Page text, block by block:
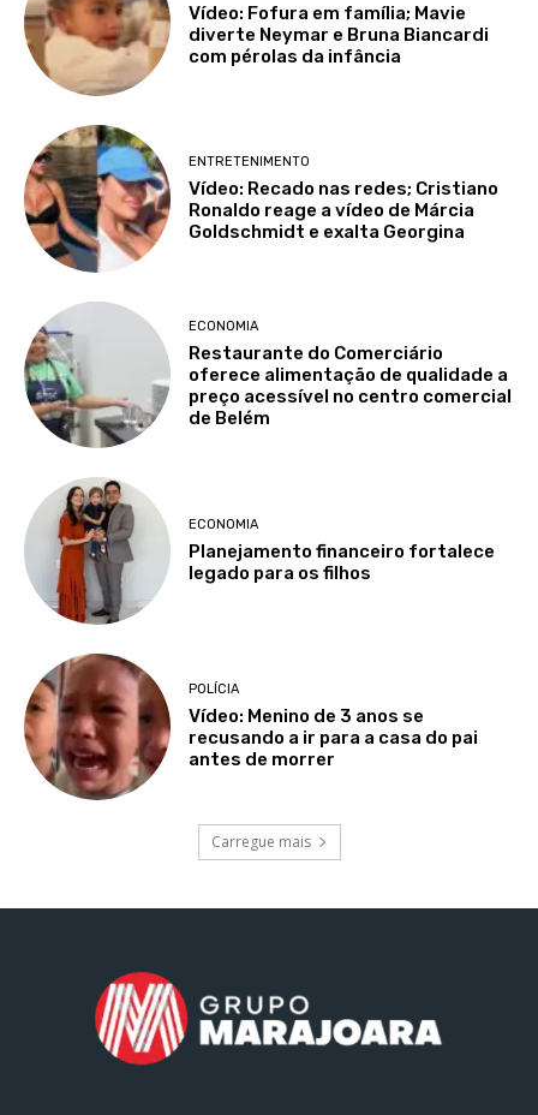
Vídeo: Fofura em família; Mavie
diverte Neymar e Bruna Biancardi
com pérolas da infância
ENTRETENIMENTO
Vídeo: Recado nas redes; Cristiano
Ronaldo reage a vídeo de Márcia
Goldschmidt e exalta Georgina
ECONOMIA
Restaurante do Comerciário
oferece alimentação de qualidade a
preço acessível no centro comercial
de Belém
ECONOMIA
Planejamento financeiro fortalece
legado para os filhos
POLÍCIA
Vídeo: Menino de 3 anos se
recusando a ir para a casa do pai
antes de morrer
Carregue mais